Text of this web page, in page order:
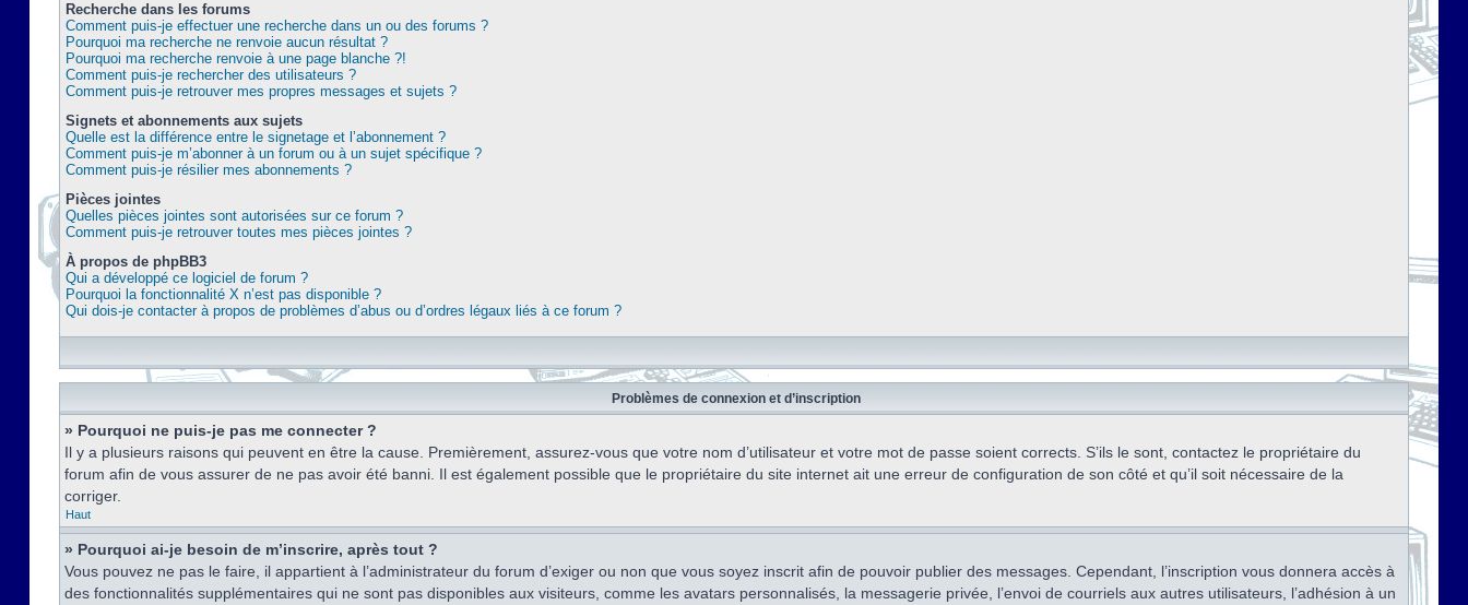
Recherche dans les forums
Comment puis-je effectuer une recherche dans un ou des forums ?
Pourquoi ma recherche ne renvoie aucun résultat ?
Pourquoi ma recherche renvoie à une page blanche ?!
Comment puis-je rechercher des utilisateurs ?
Comment puis-je retrouver mes propres messages et sujets ?
Signets et abonnements aux sujets
Quelle est la différence entre le signetage et l’abonnement ?
Comment puis-je m’abonner à un forum ou à un sujet spécifique ?
Comment puis-je résilier mes abonnements ?
Pièces jointes
Quelles pièces jointes sont autorisées sur ce forum ?
Comment puis-je retrouver toutes mes pièces jointes ?
À propos de phpBB3
Qui a développé ce logiciel de forum ?
Pourquoi la fonctionnalité X n’est pas disponible ?
Qui dois-je contacter à propos de problèmes d’abus ou d’ordres légaux liés à ce forum ?
Problèmes de connexion et d’inscription
» Pourquoi ne puis-je pas me connecter ?
Il y a plusieurs raisons qui peuvent en être la cause. Premièrement, assurez-vous que votre nom d’utilisateur et votre mot de passe soient corrects. S’ils le sont, contactez le propriétaire du
forum afin de vous assurer de ne pas avoir été banni. Il est également possible que le propriétaire du site internet ait une erreur de configuration de son côté et qu’il soit nécessaire de la
corriger.
Haut
» Pourquoi ai-je besoin de m’inscrire, après tout ?
Vous pouvez ne pas le faire, il appartient à l’administrateur du forum d’exiger ou non que vous soyez inscrit afin de pouvoir publier des messages. Cependant, l’inscription vous donnera accès à
des fonctionnalités supplémentaires qui ne sont pas disponibles aux visiteurs, comme les avatars personnalisés, la messagerie privée, l’envoi de courriels aux autres utilisateurs, l’adhésion à un